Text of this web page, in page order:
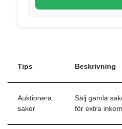
Tips Beskrivning
Auktionera
saker
Sälj gamla
för extra